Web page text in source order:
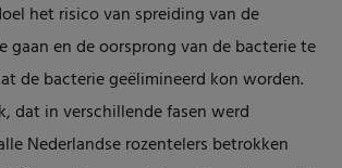
het risico van spreiding van de
gaan en de oorsprong van de bacterie te
de bacterie geëlimineerd kon worden.
dat in verschillende fasen werd
Nederlandse rozentelers betrokken